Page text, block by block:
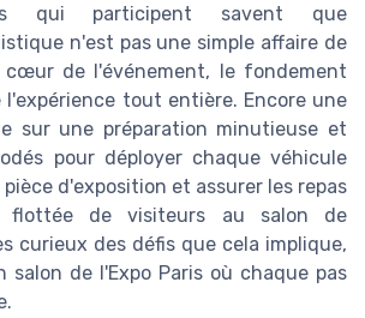
qui participent savent que
n'est pas une simple affaire de
de l'événement, le fondement
l'expérience tout entière. Encore une
sur une préparation minutieuse et
pour déployer chaque véhicule
d'exposition et assurer les repas
flottée de visiteurs au salon de
curieux des défis que cela implique,
salon de l'Expo Paris où chaque pas